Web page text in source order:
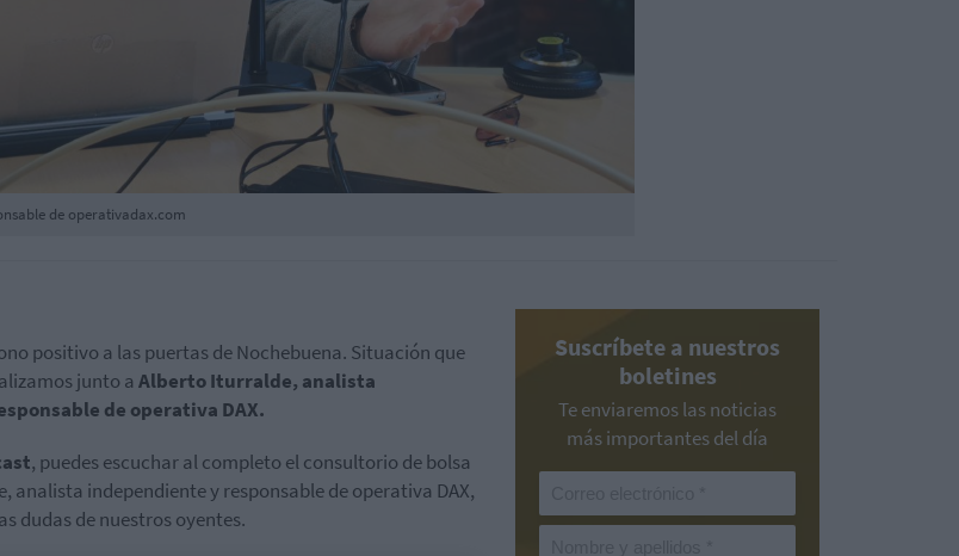
de operativadax.com
positivo a las puertas de Nochebuena. Situación que
junto a Alberto Iturralde, analista
de operativa DAX.
, puedes escuchar al completo el consultorio de bolsa
analista independiente y responsable de operativa DAX,
dudas de nuestros oyentes.
Suscríbete a nuestros
boletines
Te enviaremos las noticias
más importantes del día